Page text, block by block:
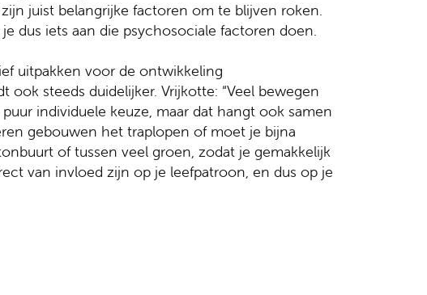
juist belangrijke factoren om te blijven roken.
dus iets aan die psychosociale factoren doen.
uitpakken voor de ontwikkeling
steeds duidelijker. Vrijkotte: “Veel bewegen
individuele keuze, maar dat hangt ook samen
gebouwen het traplopen of moet je bijna
of tussen veel groen, zodat je gemakkelijk
van invloed zijn op je leefpatroon, en dus op je